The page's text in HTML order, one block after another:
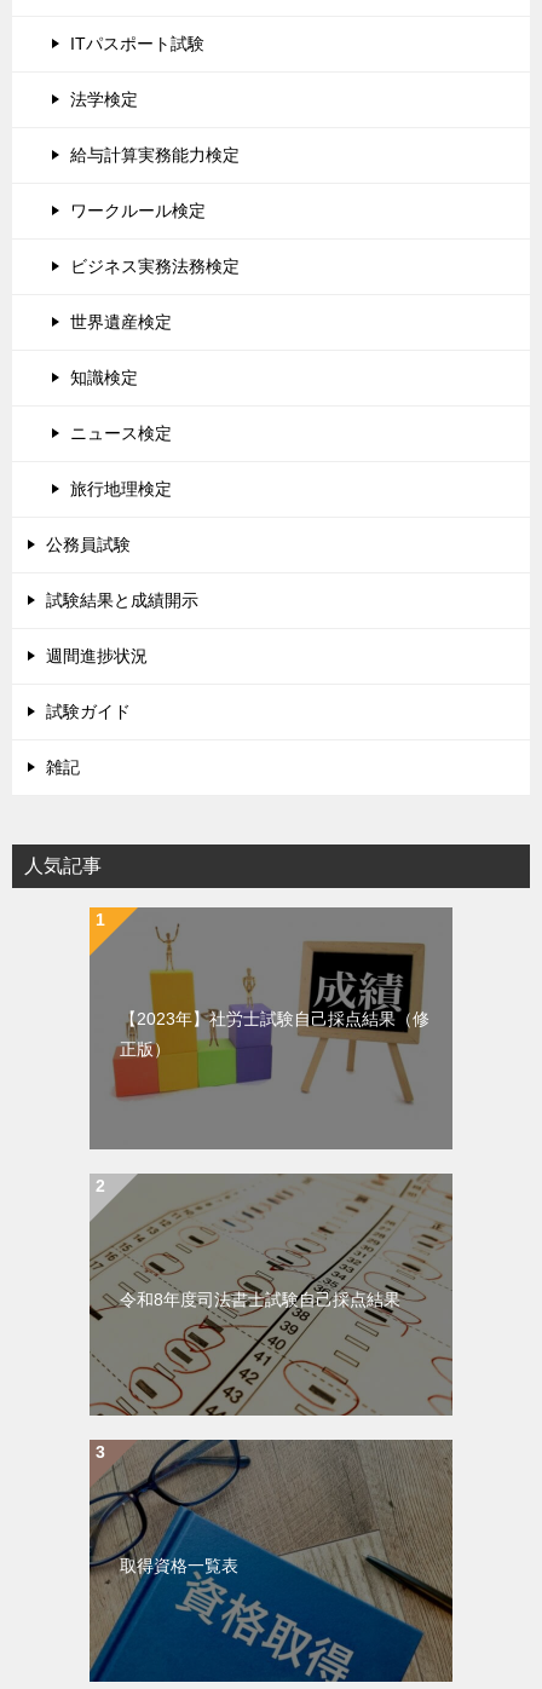
ITパスポート試験
法学検定
給与計算実務能力検定
ワークルール検定
ビジネス実務法務検定
世界遺産検定
知識検定
ニュース検定
旅行地理検定
公務員試験
試験結果と成績開示
週間進捗状況
試験ガイド
雑記
人気記事
【2023年】社労士試験自己採点結果（修
正版）
令和8年度司法書士試験自己採点結果
取得資格一覧表